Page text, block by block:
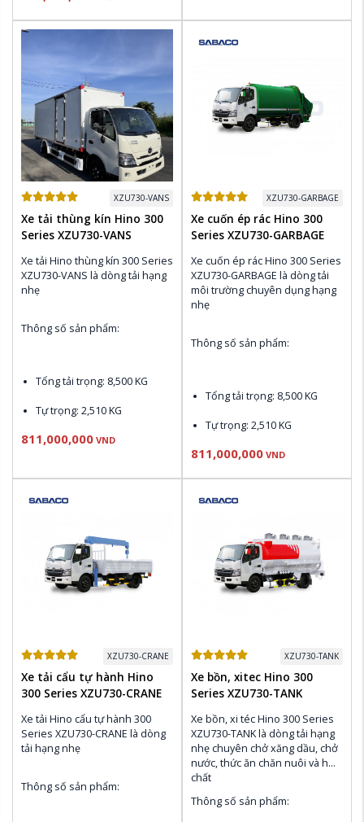
Điều hòa Denso, CD & AM /
FM Radio
Thùng nhiên liệu: 100L
XZU730-VANS
Xe tải thùng kín Hino 300
Series XZU730-VANS
Xe tải Hino thùng kín 300 Series
XZU730-VANS là dòng tải hạng
nhẹ
Thông số sản phẩm:
Tổng tải trọng: 8,500 KG
Tự trọng: 2,510 KG
Động cơ N04C-UV Euro 4:
Thùng nhiên liệu: 100L
811,000,000 VND
XZU730-GARBAGE
Xe cuốn ép rác Hino 300
Series XZU730-GARBAGE
Xe cuốn ép rác Hino 300 Series
XZU730-GARBAGE là dòng tải
môi trường chuyên dụng hạng
nhẹ
Thông số sản phẩm:
Tổng tải trọng: 8,500 KG
Tự trọng: 2,510 KG
Động cơ N04C-UV Euro 4:
Thùng nhiên liệu: 100L
FM Radio
811,000,000 VND
XZU730-CRANE
Xe tải cẩu tự hành Hino
300 Series XZU730-CRANE
Xe tải Hino cẩu tự hành 300
Series XZU730-CRANE là dòng
tải hạng nhẹ
Thông số sản phẩm:
XZU730-TANK
Xe bồn, xitec Hino 300
Series XZU730-TANK
Xe bồn, xi téc Hino 300 Series
XZU730-TANK là dòng tải hạng
nhẹ chuyên chở xăng dầu, chở
nước, thức ăn chăn nuôi và hóa
chất
Thông số sản phẩm: